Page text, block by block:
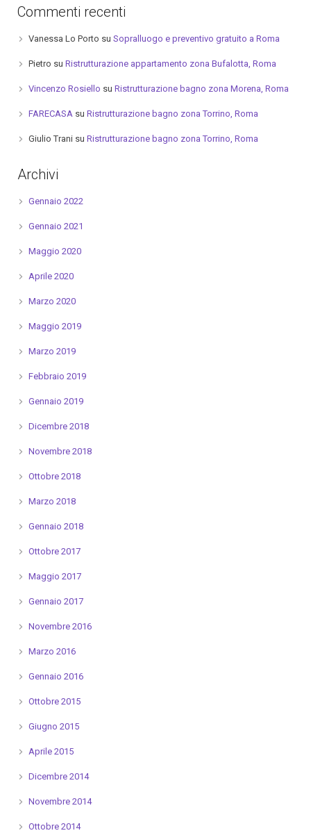
Commenti recenti
Vanessa Lo Porto su Sopralluogo e preventivo gratuito a Roma
Pietro su Ristrutturazione appartamento zona Bufalotta, Roma
Vincenzo Rosiello su Ristrutturazione bagno zona Morena, Roma
FARECASAsu Ristrutturazione bagno zona Torrino, Roma
Giulio Tranisu Ristrutturazione bagno zona Torrino, Roma
Archivi
Gennaio 2022
Gennaio 2021
Maggio 2020
Aprile 2020
Marzo 2020
Maggio 2019
Marzo 2019
Febbraio 2019
Gennaio 2019
Dicembre 2018
Novembre 2018
Ottobre 2018
Marzo 2018
Gennaio 2018
Ottobre 2017
Maggio 2017
Gennaio 2017
Novembre 2016
Marzo 2016
Gennaio 2016
Ottobre 2015
Giugno 2015
Aprile 2015
Dicembre 2014
Novembre 2014
Ottobre 2014